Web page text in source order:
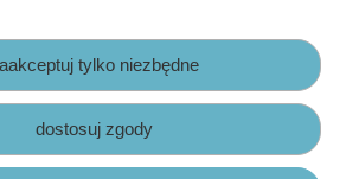
Zapisy prawne
tylko niezbędne
dostosuj zgody